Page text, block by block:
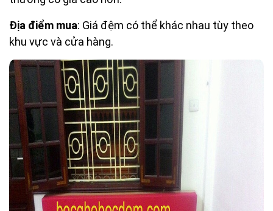
Địa điểm mua: Giá đệm có thể khác nhau tùy theo
khu vực và cửa hàng.